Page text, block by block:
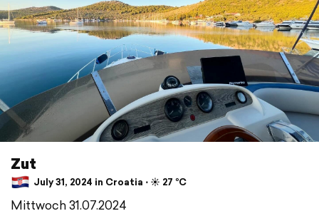
Zut
July 31, 2024 in Croatia ⋅ ☀️ 27 °C
Mittwoch 31.07.2024